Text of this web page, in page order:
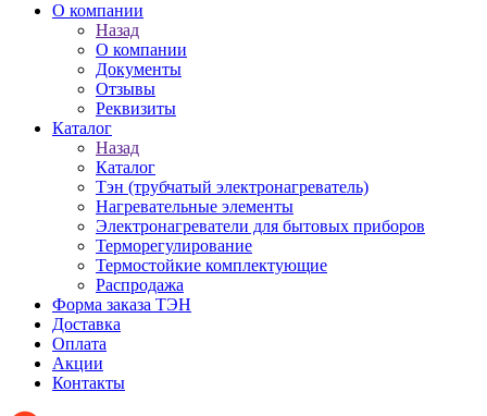
О компании
Назад
О компании
Документы
Отзывы
Реквизиты
Каталог
Назад
Каталог
Тэн (трубчатый электронагреватель)
Нагревательные элементы
Электронагреватели для бытовых приборов
Терморегулирование
Термостойкие комплектующие
Распродажа
Форма заказа ТЭН
Доставка
Оплата
Акции
Контакты